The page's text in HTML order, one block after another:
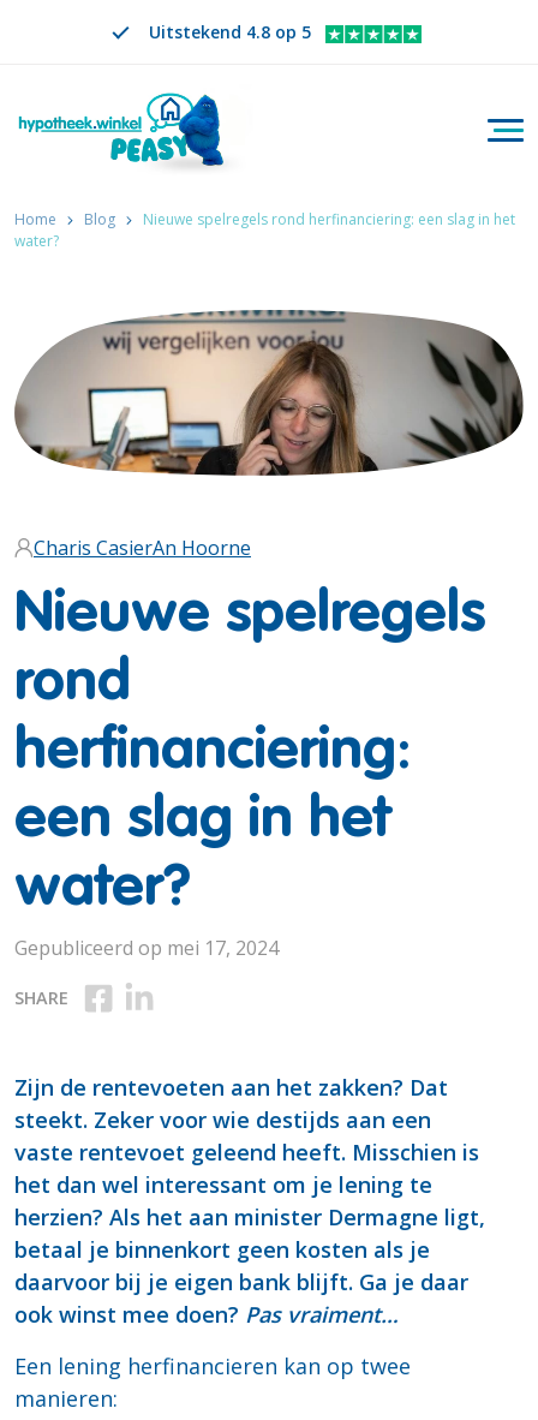
Uitstekend 4.8 op 5
Zoeken
VERANDER TAAL. GESELECTEERDE TAAL IS
NL
Home Blog
Nieuwe spelregels rond herfinanciering: een slag in het
water?
Charis CasierAn Hoorne
Nieuwe spelregels
rond
herfinanciering:
een slag in het
water?
Gepubliceerd op mei 17, 2024
SHARE Deel op Facebook
Deel op Linkedin
Zijn de rentevoeten aan het zakken? Dat
steekt. Zeker voor wie destijds aan een
vaste rentevoet geleend heeft. Misschien is
het dan wel interessant om je lening te
herzien? Als het aan minister Dermagne ligt,
betaal je binnenkort geen kosten als je
daarvoor bij je eigen bank blijft. Ga je daar
ook winst mee doen? Pas vraiment…
Een lening herfinancieren kan op twee
manieren: